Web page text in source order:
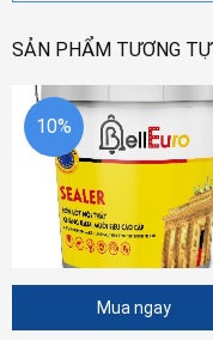
SẢN PHẨM TƯƠNG TỰ
10%
Mua ngay